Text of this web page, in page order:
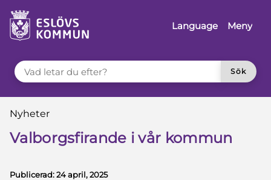
till innehåll
Language
Meny
VAD LETAR DU EFTER?
Sök
Du är här:
Nyheter
Valborgsfirande i vår kommun
Publicerad:24 april, 2025